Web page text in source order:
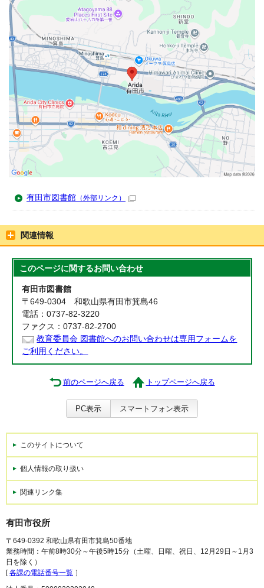
有田市図書館 （外部リンク）
関連情報
このページに関するお問い合わせ
有田市図書館
〒649-0304 和歌山県有田市箕島46
電話：0737-82-3220
ファクス：0737-82-2700
教育委員会 図書館へのお問い合わせは専用フォームを
ご利用ください。
前のページへ戻る トップページへ戻る
PC表示 スマートフォン表示
このサイトについて
個人情報の取り扱い
関連リンク集
有田市役所
〒649-0392 和歌山県有田市箕島50番地
業務時間：午前8時30分～午後5時15分（土曜、日曜、祝日、12月29日～1月3
日を除く）
[各課の電話番号一覧 ］